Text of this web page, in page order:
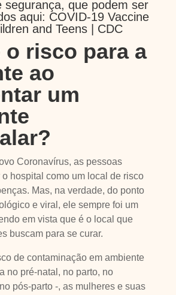
segurança, que podem ser
aqui: COVID-19 Vaccine
and Teens | CDC
o risco para a
ao
um
Coronavírus, as pessoas
o hospital como um local de risco
Mas, na verdade, do ponto
e viral, ele sempre foi um
em vista que é o local que
buscam para se curar.
de contaminação em ambiente
no pré-natal, no parto, no
pós-parto -, as mulheres e suas